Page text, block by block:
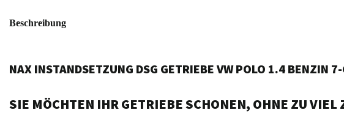
Beschreibung
NAX INSTANDSETZUNG DSG GETRIEBE VW POLO 1.4 BENZIN
SIE MÖCHTEN IHR GETRIEBE SCHONEN, OHNE ZU VIEL